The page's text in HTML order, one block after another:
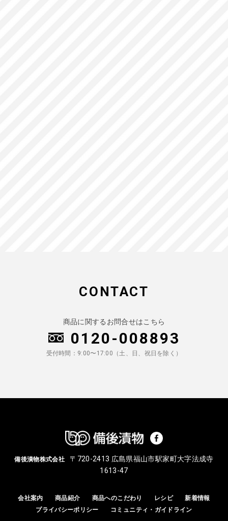
CONTACT
商品に関するお問合せはこちら
0120-008893
受付時間：9:00〜17:00（土、日、祝日を除く）
備後漬物株式会社
〒720-2413 広島県福山市駅家町大字法成寺
1613-47
会社案内 商品紹介 商品へのこだわり レシピ
新着情報
プライバシーポリシー
コミュニティ・ガイドライン